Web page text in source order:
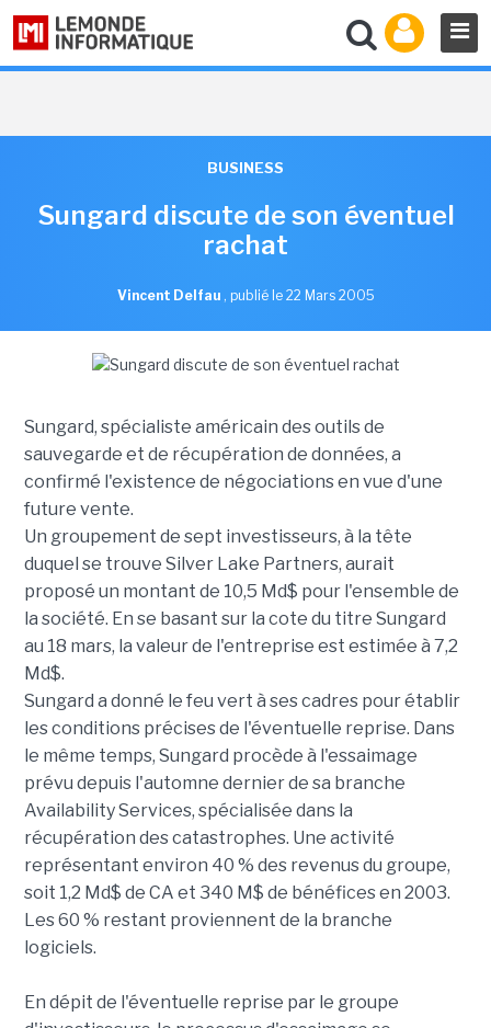
BUSINESS
Sungard discute de son éventuel
rachat
Vincent Delfau , publié le 22 Mars 2005
Sungard, spécialiste américain des outils de
sauvegarde et de récupération de données, a
confirmé l'existence de négociations en vue d'une
future vente.
Un groupement de sept investisseurs, à la tête
duquel se trouve Silver Lake Partners, aurait
proposé un montant de 10,5 Md$ pour l'ensemble de
la société. En se basant sur la cote du titre Sungard
au 18 mars, la valeur de l'entreprise est estimée à 7,2
Md$.
Sungard a donné le feu vert à ses cadres pour établir
les conditions précises de l'éventuelle reprise. Dans
le même temps, Sungard procède à l'essaimage
prévu depuis l'automne dernier de sa branche
Availability Services, spécialisée dans la
récupération des catastrophes. Une activité
représentant environ 40 % des revenus du groupe,
soit 1,2 Md$ de CA et 340 M$ de bénéfices en 2003.
Les 60 % restant proviennent de la branche
logiciels.
En dépit de l'éventuelle reprise par le groupe